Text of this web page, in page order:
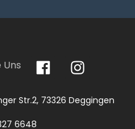
Uns
Str.2, 73326 Deggingen
6648